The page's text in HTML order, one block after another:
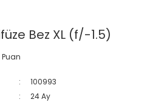
Bez XL (f/-1.5)
100993
24 Ay